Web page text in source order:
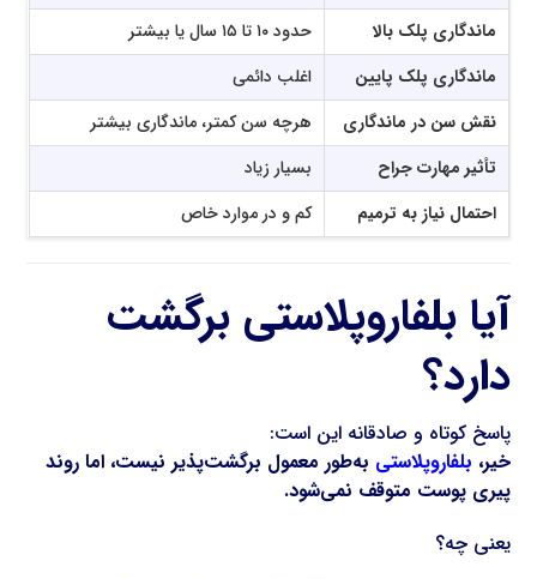
ماندگاری پلک بالا
حدود ۱۰ تا ۱۵ سال یا بیشتر
ماندگاری پلک پایین
اغلب دائمی
نقش سن در ماندگاری
هرچه سن کمتر، ماندگاری بیشتر
تأثیر مهارت جراح
بسیار زیاد
احتمال نیاز به ترمیم
کم و در موارد خاص
آیا بلفاروپلاستی برگشت
دارد؟
پاسخ کوتاه و صادقانه این است:
خیر، بلفاروپلاستی به‌طور معمول برگشت‌پذیر نیست، اما روند
پیری پوست متوقف نمی‌شود.
یعنی چه؟